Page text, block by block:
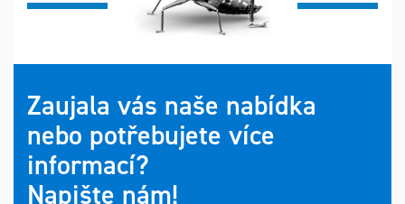
Zaujala vás naše nabídka
nebo potřebujete více
informací?
Napište nám!